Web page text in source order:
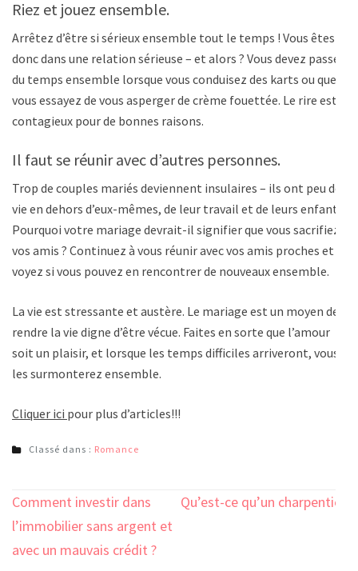
Riez et jouez ensemble.
Arrêtez d’être si sérieux ensemble tout le temps ! Vous êtes
donc dans une relation sérieuse – et alors ? Vous devez passer
du temps ensemble lorsque vous conduisez des karts ou que
vous essayez de vous asperger de crème fouettée. Le rire est
contagieux pour de bonnes raisons.
Il faut se réunir avec d’autres personnes.
Trop de couples mariés deviennent insulaires – ils ont peu de
vie en dehors d’eux-mêmes, de leur travail et de leurs enfants.
Pourquoi votre mariage devrait-il signifier que vous sacrifiez
vos amis ? Continuez à vous réunir avec vos amis proches et
voyez si vous pouvez en rencontrer de nouveaux ensemble.
La vie est stressante et austère. Le mariage est un moyen de
rendre la vie digne d’être vécue. Faites en sorte que l’amour
soit un plaisir, et lorsque les temps difficiles arriveront, vous
les surmonterez ensemble.
Cliquer ici pour plus d’articles!!!
Classé dans : Romance
Navigation
de
l’article
Comment investir dans
l’immobilier sans argent et
avec un mauvais crédit ?
Qu’est-ce qu’un charpentier